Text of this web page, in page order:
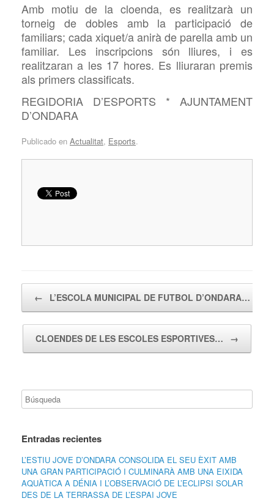
Amb motiu de la cloenda, es realitzarà un
torneig de dobles amb la participació de
familiars; cada xiquet/a anirà de parella amb un
familiar. Les inscripcions són lliures, i es
realitzaran a les 17 hores. Es lliuraran premis
als primers classificats.
REGIDORIA D’ESPORTS * AJUNTAMENT
D’ONDARA
Publicado en Actualitat, Esports.
← L’ESCOLA MUNICIPAL DE FUTBOL D’ONDARA…
CLOENDES DE LES ESCOLES ESPORTIVES… →
Entradas recientes
L’ESTIU JOVE D’ONDARA CONSOLIDA EL SEU ÈXIT AMB
UNA GRAN PARTICIPACIÓ I CULMINARÀ AMB UNA EIXIDA
AQUÀTICA A DÉNIA I L’OBSERVACIÓ DE L’ECLIPSI SOLAR
DES DE LA TERRASSA DE L’ESPAI JOVE